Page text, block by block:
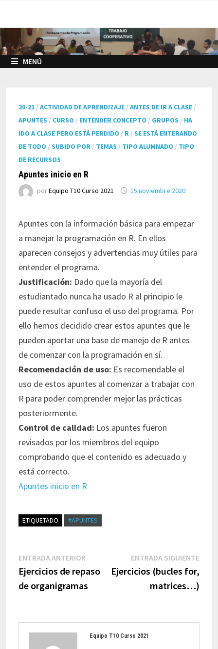
contenido
MENÚ
20-21 /ACTIVIDAD DE APRENDIZAJE /ANTES DE IR A CLASE /
APUNTES / CURSO / ENTENDER CONCEPTO / GRUPOS / HA
IDO A CLASE PERO ESTÁ PERDIDO / R /SE ESTÁ ENTERANDO
DE TODO /SUBIDO POR / TEMAS / TIPO ALUMNADO / TIPO
DE RECURSOS
Apuntes inicio en R
porEquipo T10 Curso 2021 15 noviembre 2020
Apuntes con la información básica para empezar
a manejar la programación en R. En ellos
aparecen consejos y advertencias muy útiles para
entender el programa.
Justificación: Dado que la mayoría del
estudiantado nunca ha usado R al principio le
puede resultar confuso el uso del programa. Por
ello hemos decidido crear estos apuntes que le
pueden aportar una base de manejo de R antes
de comenzar con la programación en sí.
Recomendación de uso: Es recomendable el
uso de estos apuntes al comenzar a trabajar con
R para poder comprender mejor las prácticas
posteriormente.
Control de calidad: Los apuntes fueron
revisados por los miembros del equipo
comprobando que el contenido es adecuado y
está correcto.
Apuntes inicio en R
ETIQUETADO #APUNTES
Navegación
entradas
ENTRADA ANTERIOR
anterior:
Ejercicios de repaso
de organigramas
ENTRADA SIGUIENTE
Ejercicios (bucles for,
matrices…)
Equipo T10 Curso 2021